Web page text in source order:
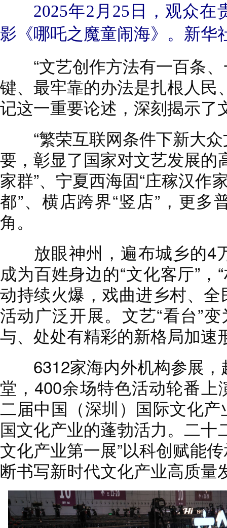
2025年2月25日，观众
影《哪吒之魔童闹海》。新华
“文艺创作方法有一百条、
键、最牢靠的办法是扎根人民
记这一重要论述，深刻揭示了
“繁荣互联网条件下新大众
要，彰显了国家对文艺发展的
家群”、宁夏西海固“庄稼汉作
都”、横店跨界“竖店”，更
角。
放眼神州，遍布城乡的4
成为百姓身边的“文化客厅”，
动持续火爆，戏曲进乡村、
活动广泛开展。文艺“看台”
与、处处有精彩的新格局加速
6312家海内外机构参展，
堂，400余场特色活动轮番
二届中国（深圳）国际文化
国文化产业的蓬勃活力。二十
文化产业第一展”以科创赋能
断书写新时代文化产业高质量